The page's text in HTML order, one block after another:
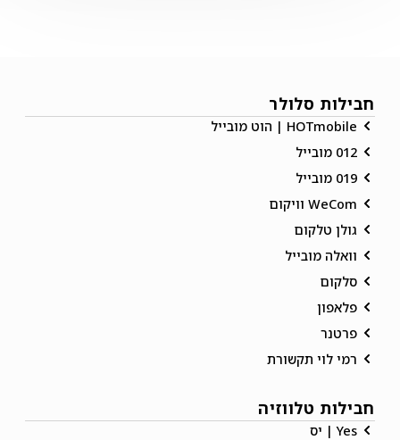
חבילות סלולר
HOTmobile | הוט מובייל
012 מובייל
019 מובייל
WeCom וויקום
גולן טלקום
וואלה מובייל
סלקום
פלאפון
פרטנר
רמי לוי תקשורת
חבילות טלווזיה
Yes | יס